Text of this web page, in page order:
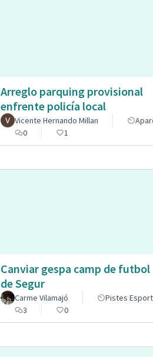
Arreglo parquing provisional
enfrente policía local
Vicente Hernando Millan
0
1
Canviar gespa camp de futbol
de Segur
Carme Vilamajó
Pistes
3
0